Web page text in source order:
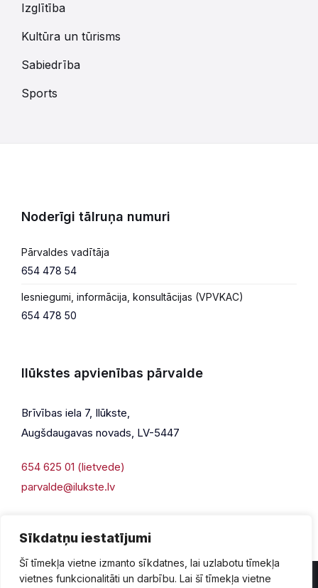
Sīkdatņu iestatījumi
Šī tīmekļa vietne izmanto sīkdatnes, lai uzlabotu tīmekļa
vietnes funkcionalitāti un darbību. Lai šī tīmekļa vietne
Izglītība
Kultūra un tūrisms
Sabiedrība
Sports
Noderīgi tālruņa numuri
Pārvaldes vadītāja
654 478 54
Iesniegumi, informācija, konsultācijas (VPVKAC)
654 478 50
Ilūkstes apvienības pārvalde
Brīvības iela 7, Ilūkste,
Augšdaugavas novads, LV-5447
654 625 01 (lietvede)
parvalde@ilukste.lv